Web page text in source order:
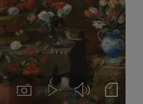
ImágenesVideos Audios Notas de prensa